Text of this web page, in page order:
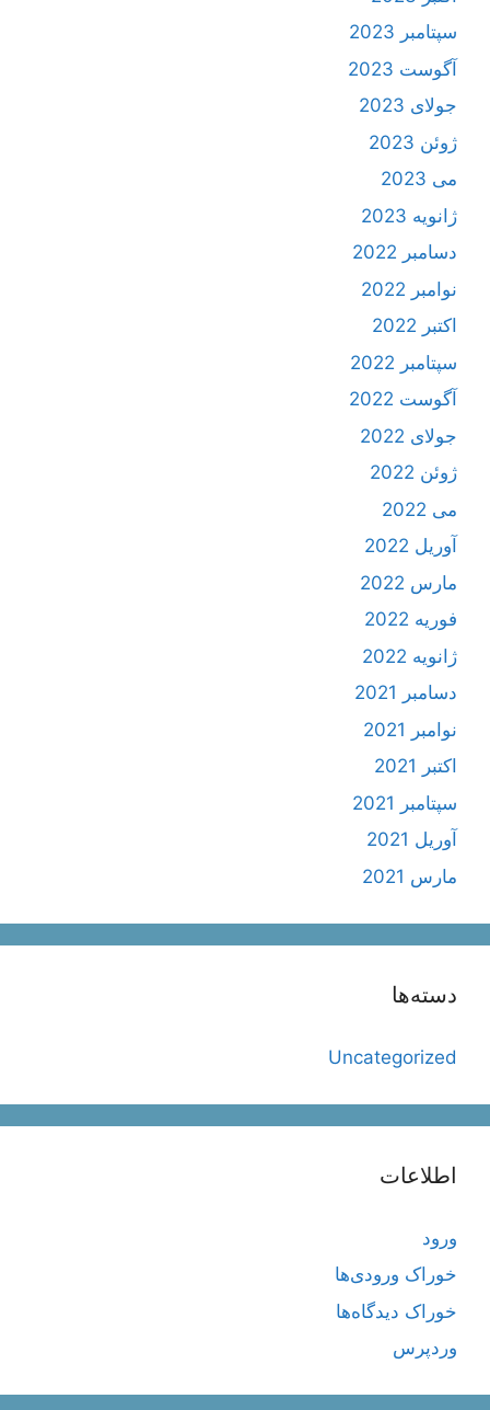
سپتامبر 2023
آگوست 2023
جولای 2023
ژوئن 2023
می 2023
ژانویه 2023
دسامبر 2022
نوامبر 2022
اکتبر 2022
سپتامبر 2022
آگوست 2022
جولای 2022
ژوئن 2022
می 2022
آوریل 2022
مارس 2022
فوریه 2022
ژانویه 2022
دسامبر 2021
نوامبر 2021
اکتبر 2021
سپتامبر 2021
آوریل 2021
مارس 2021
دسته‌ها
Uncategorized
اطلاعات
ورود
خوراک ورودی‌ها
خوراک دیدگاه‌ها
وردپرس